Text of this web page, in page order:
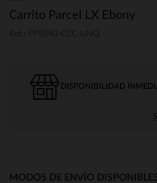
Carrito Parcel LX Ebony
DISPONIBILIDAD
MODOS DE ENVÍO